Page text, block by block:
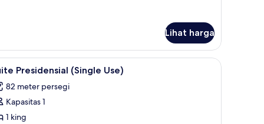
Lihat harga
memori, dan brankas Seprai premium, selimut bulu angsa, busa
8 Presidensial (Single Use)
82 meter persegi
Kapasitas 1
1 king